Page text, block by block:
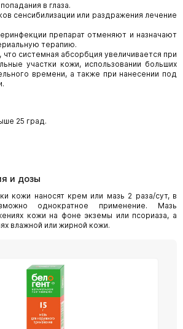
в глаза.
сенсибилизации или раздражения лечение
препарат отменяют и назначают
терапию.
системная абсорбция увеличивается при
участки кожи, использовании больших
времени, а также при нанесении под
25 град.
и дозы
кожи наносят крем или мазь 2 раза/сут, в
однократное применение. Мазь
кожи на фоне экземы или псориаза, а
влажной или жирной кожи.